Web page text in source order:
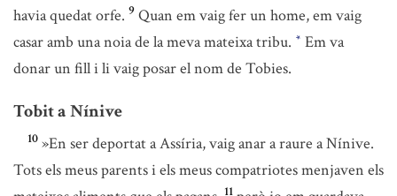
havia quedat orfe. 9 Quan em vaig fer un home, em vaig
casar amb una noia de la meva mateixa tribu. * Em va
donar un fill i li vaig posar el nom de Tobies.
Tobit a Nínive
10 »En ser deportat a Assíria, vaig anar a raure a Nínive.
Tots els meus parents i els meus compatriotes menjaven els
11